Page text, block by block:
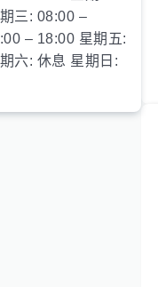
三: 08:00 –
– 18:00 星期五:
六: 休息 星期日: